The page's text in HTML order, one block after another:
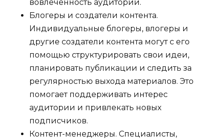
вовлеченность аудитории.
Блогеры и создатели контента.
Индивидуальные блогеры, влогеры и
другие создатели контента могут с его
помощью структурировать свои идеи,
планировать публикации и следить за
регулярностью выхода материалов. Это
помогает поддерживать интерес
аудитории и привлекать новых
подписчиков.
Контент-менеджеры. Специалисты,